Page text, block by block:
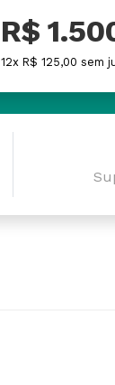
R$
12x R$ 125,00 sem